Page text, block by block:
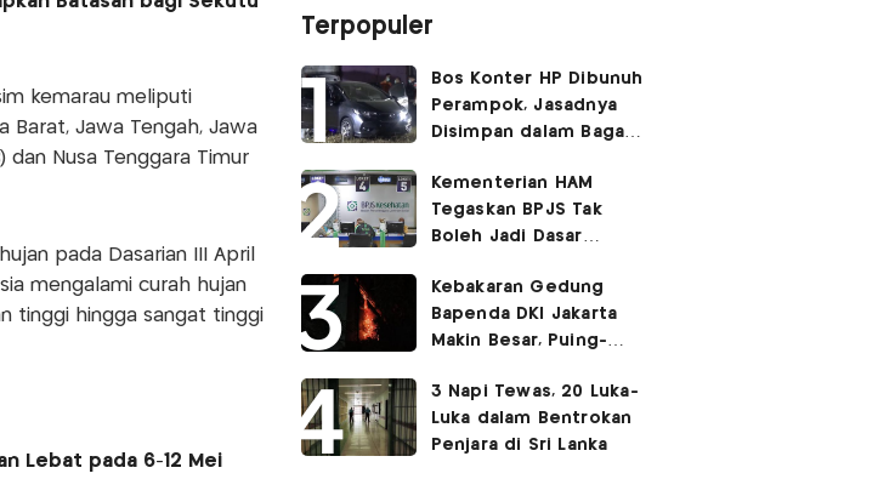
kemarau meliputi
Barat, Jawa Tengah, Jawa
dan Nusa Tenggara Timur
pada Dasarian III April
mengalami curah hujan
tinggi hingga sangat tinggi
Lebat pada 6-12 Mei
Terpopuler
Bos Konter HP Dibunuh
Perampok, Jasadnya
Disimpan dalam Bagasi
Kementerian HAM
Tegaskan BPJS Tak
Boleh Jadi Dasar
Layanan Kesehatan
Kebakaran Gedung
Bapenda DKI Jakarta
Makin Besar, Puing-
3 Napi Tewas, 20 Luka-
Luka dalam Bentrokan
Penjara di Sri Lanka